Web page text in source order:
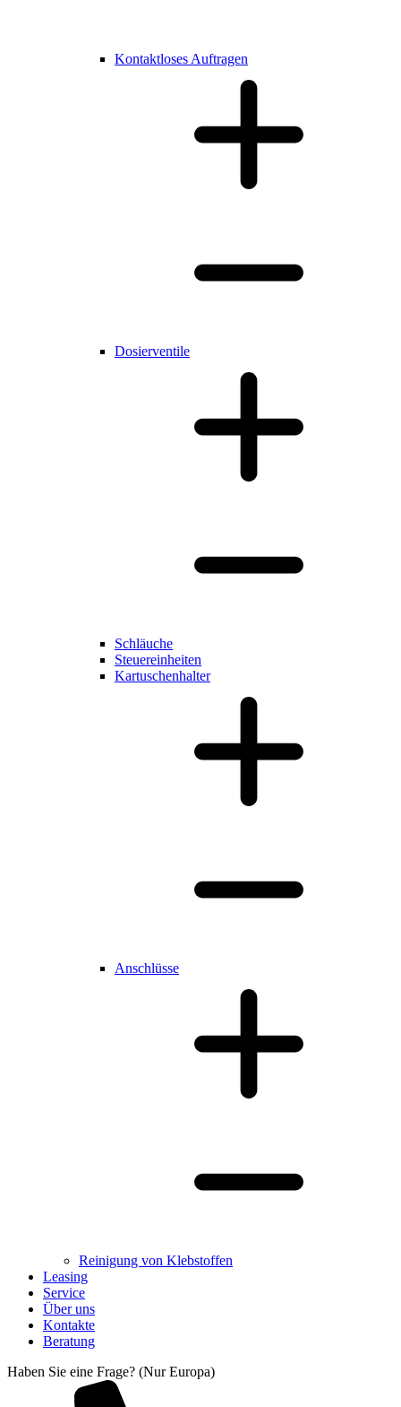
Kontaktloses Auftragen
Dosierventile
Schläuche
Steuereinheiten
Kartuschenhalter
Anschlüsse
Reinigung von Klebstoffen
Leasing
Service
Über uns
Kontakte
Beratung
Haben Sie eine Frage? (Nur Europa)